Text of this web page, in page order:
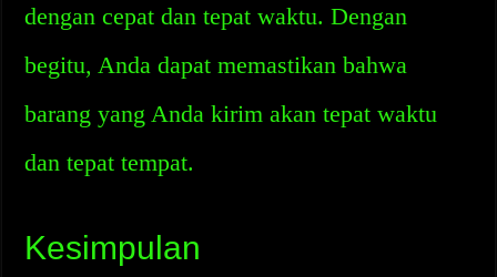
dengan cepat dan tepat waktu. Dengan
begitu, Anda dapat memastikan bahwa
barang yang Anda kirim akan tepat waktu
dan tepat tempat.
Kesimpulan